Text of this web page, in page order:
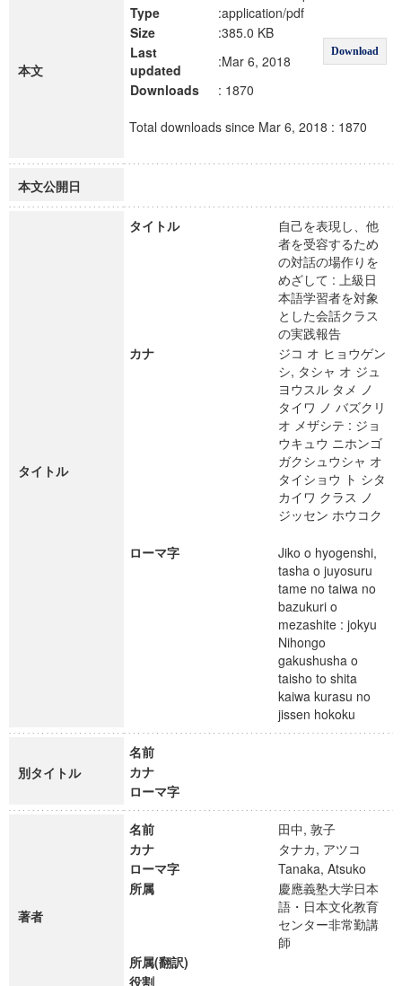
本文
Type
:application/pdf
Download
Size
:385.0 KB
Last
updated
:Mar 6, 2018
Downloads
: 1870
Total downloads since Mar 6, 2018 : 1870
本文公開日
タイトル
タイトル
自己を表現し、他
者を受容するため
の対話の場作りを
めざして : 上級日
本語学習者を対象
とした会話クラス
の実践報告
カナ
ジコ オ ヒョウゲン
シ, タシャ オ ジュ
ヨウスル タメ ノ
タイワ ノ バズクリ
オ メザシテ : ジョ
ウキュウ ニホンゴ
ガクシュウシャ オ
タイショウ ト シタ
カイワ クラス ノ
ジッセン ホウコク
ローマ字
Jiko o hyogenshi,
tasha o juyosuru
tame no taiwa no
bazukuri o
mezashite : jokyu
Nihongo
gakushusha o
taisho to shita
kaiwa kurasu no
jissen hokoku
別タイトル
名前
カナ
ローマ字
著者
名前
田中, 敦子
カナ
タナカ, アツコ
ローマ字
Tanaka, Atsuko
所属
慶應義塾大学日本
語・日本文化教育
センター非常勤講
師
所属(翻訳)
役割